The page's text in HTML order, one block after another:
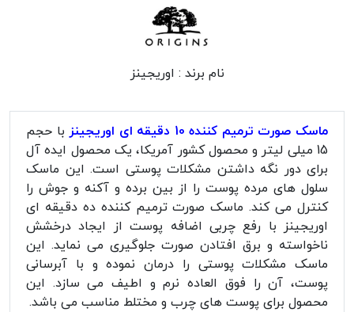
نام برند : اوریجینز
ماسک صورت ترمیم کننده 10 دقیقه ای اوریجینز
با حجم
15 میلی لیتر و محصول کشور آمریکا، یک محصول ایده آل
برای دور نگه داشتن مشکلات پوستی است. این ماسک
سلول های مرده پوست را از بین برده و آکنه و جوش را
کنترل می کند. ماسک صورت ترمیم کننده ده دقیقه ای
اوریجینز با رفع چربی اضافه پوست از ایجاد درخشش
ناخواسته و برق افتادن صورت جلوگیری می نماید. این
ماسک مشکلات پوستی را درمان نموده و با آبرسانی
پوست، آن را فوق العاده نرم و اطیف می سازد. این
محصول برای پوست های چرب و مختلط مناسب می باشد.